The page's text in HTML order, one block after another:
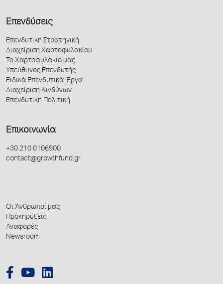
Επενδύσεις
Επενδυτική Στρατηγική
Διαχείριση Χαρτοφυλακίου
Το Χαρτοφυλάκιό μας
Υπεύθυνος Επενδυτής
Ειδικά Επενδυτικά Έργα
Διαχείριση Κινδύνων
Επενδυτική Πολιτική
Επικοινωνία
+30 210 0106900
contact@growthfund.gr
Οι Άνθρωποί μας
Προκηρύξεις
Αναφορές
Newsroom